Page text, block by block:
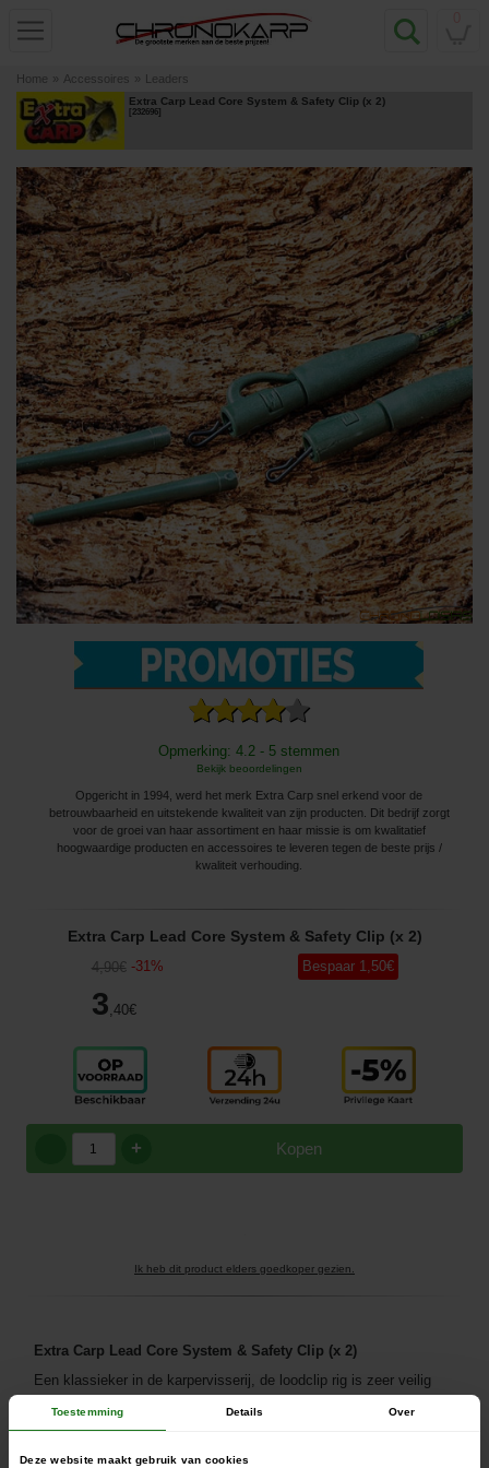
Toestemming Details Over
Deze website maakt gebruik van cookies
Home » Accessoires » Leaders
Extra Carp Lead Core System & Safety Clip (x 2)
[232696]
Opmerking: 4.2 - 5 stemmen
Bekijk beoordelingen
Opgericht in 1994, werd het merk Extra Carp snel erkend voor de
betrouwbaarheid en uitstekende kwaliteit van zijn producten. Dit bedrijf zorgt
voor de groei van haar assortiment en haar missie is om kwalitatief
hoogwaardige producten en accessoires te leveren tegen de beste prijs /
kwaliteit verhouding.
Extra Carp Lead Core System & Safety Clip (x 2)
4,90€ -31%
3 ,40€
Bespaar 1 ,50€
Kopen
+
Ik heb dit product elders goedkoper gezien.
Extra Carp Lead Core System & Safety Clip (x 2)
Een klassieker in de karpervisserij, de loodclip rig is zeer veilig
bodem van het water mogelijk.